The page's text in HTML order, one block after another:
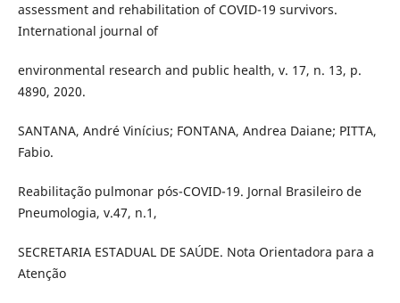
assessment and rehabilitation of COVID-19 survivors.
International journal of
environmental research and public health, v. 17, n. 13, p.
4890, 2020.
SANTANA, André Vinícius; FONTANA, Andrea Daiane; PITTA,
Fabio.
Reabilitação pulmonar pós-COVID-19. Jornal Brasileiro de
Pneumologia, v.47, n.1,
SECRETARIA ESTADUAL DE SAÚDE. Nota Orientadora para a
Atenção